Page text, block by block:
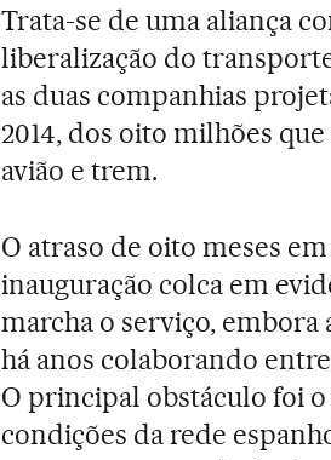
Trata-se de uma aliança
liberalização do
as duas companhias
2014, dos oito milhões
avião e trem.
O atraso de oito meses
inauguração colca em
marcha o serviço, embora
há anos colaborando
O principal obstáculo foi o
condições da rede